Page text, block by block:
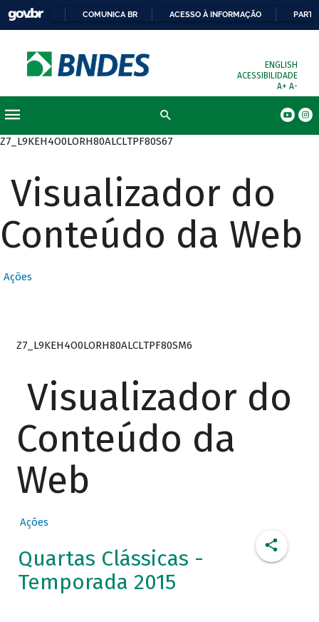
COMUNICA BR ACESSO À INFORMAÇÃO
ENGLISH
ACESSIBILIDADE
A+ A-
Z7_L9KEH4O0LORH80ALCLTPF80S67
Visualizador do
Conteúdo da Web
Ações
Z7_L9KEH4O0LORH80ALCLTPF80SM6
Visualizador do
Conteúdo da
Web
Ações
Quartas Clássicas -
Temporada 2015